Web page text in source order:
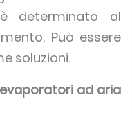
determinato al
Può essere
soluzioni.
ad aria